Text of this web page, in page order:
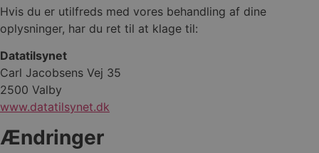
Hvis du er utilfreds med vores behandling af dine
oplysninger, har du ret til at klage til:
Datatilsynet
Carl Jacobsens Vej 35
2500 Valby
www.datatilsynet.dk
Ændringer